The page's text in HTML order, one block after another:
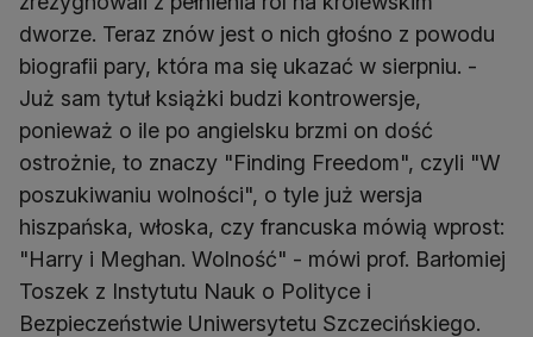
dworze. Teraz znów jest o nich głośno z powodu
biografii pary, która ma się ukazać w sierpniu. -
Już sam tytuł książki budzi kontrowersje,
ponieważ o ile po angielsku brzmi on dość
ostrożnie, to znaczy "Finding Freedom", czyli "W
poszukiwaniu wolności", o tyle już wersja
hiszpańska, włoska, czy francuska mówią wprost:
"Harry i Meghan. Wolność" - mówi prof. Barłomiej
Toszek z Instytutu Nauk o Polityce i
Bezpieczeństwie Uniwersytetu Szczecińskiego.